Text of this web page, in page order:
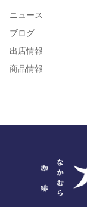
ニュース
ブログ
出店情報
商品情報